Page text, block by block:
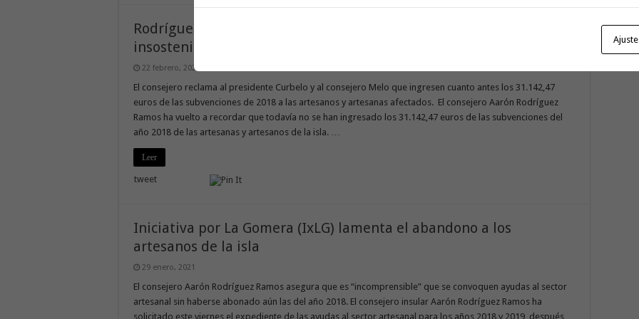
Rodríguez Ramos: “La situación de las artesanas y artesanos es
insostenible”
22 febrero, 2021
El consejero reclama al presidente Curbelo y al consejero Melo que ingresen cuanto antes los 31.142,47
euros de las subvenciones de 2018 a las artesanos y artesanas afectados. El consejero Aarón Rodríguez
Ramos ha vuelto a recordar que todavía no se han ingresado los 31.142,47 euros de las subvenciones del
año 2018 de las artesanas y artesanos de la isla. …
Leer
tweet
Iniciativa por La Gomera (IxLG) lamenta el abandono a los
artesanos de la isla
29 enero, 2021
El consejero Aarón Rodríguez Ramos asegura que es “incomprensible” que se convoquen ayudas al sector
artesanal sin haberse abonado aún las del año 2018. El consejero insular Aarón Rodríguez Ramos ha
solicitado este viernes el expediente de las ayudas al sector artesanal para los años 2018 y 2019, después